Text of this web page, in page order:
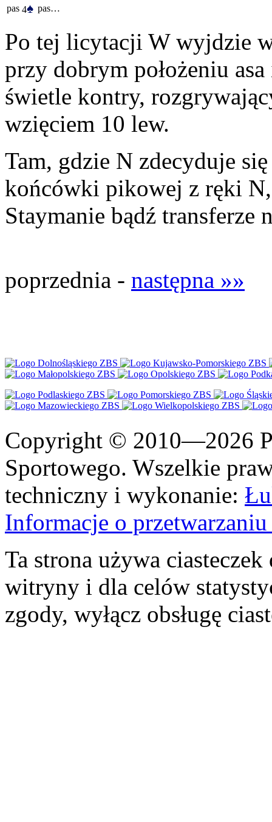
pas 4♠ pas…
Po tej licytacji W wyjdzie
przy dobrym położeniu
świetle kontry,
wzięciem 10 lew.
Tam, gdzie N zdecyduje
końcówki pikowej z ręki N,
Staymanie bądź transferze
poprzednia - następna »»
Copyright © 2010—2026
Sportowego. Wszelkie
techniczny i wykonanie:
Informacje o
Ta strona używa
witryny i dla celów
zgody, wyłącz obsługę